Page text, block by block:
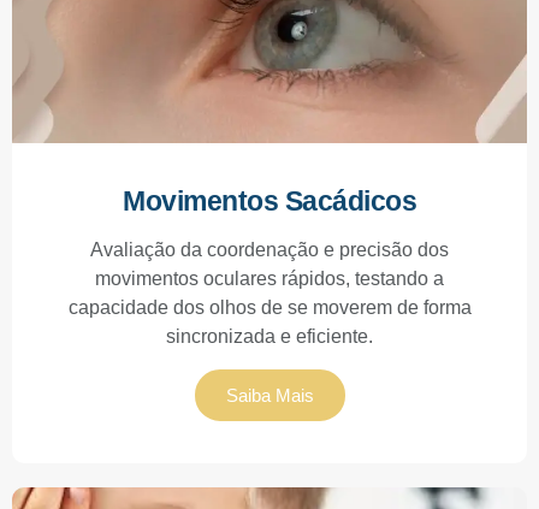
Movimentos Sacádicos
Avaliação da coordenação e precisão dos
movimentos oculares rápidos, testando a
capacidade dos olhos de se moverem de forma
sincronizada e eficiente.
Saiba Mais